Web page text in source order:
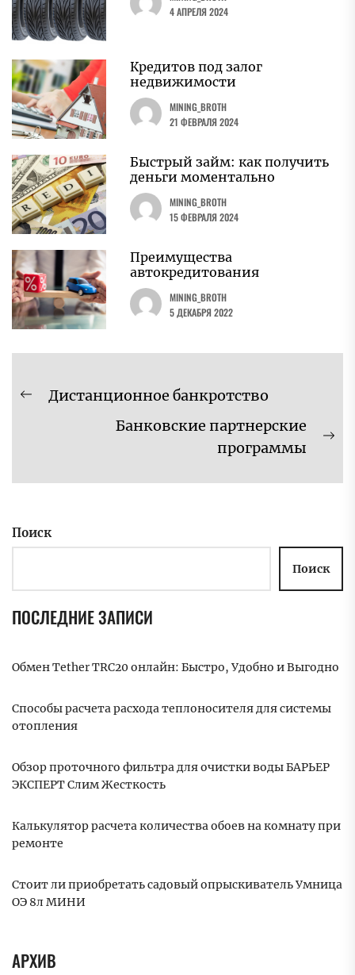
4 АПРЕЛЯ 2024
Кредитов под залог
недвижимости
MINING_BROTH
21 ФЕВРАЛЯ 2024
Быстрый займ: как получить
деньги моментально
MINING_BROTH
15 ФЕВРАЛЯ 2024
Преимущества
автокредитования
MINING_BROTH
5 ДЕКАБРЯ 2022
Навигация
записям
Предыдущая
Дистанционное банкротство
Банковские партнерские
программы
Поиск
Поиск
ПОСЛЕДНИЕ ЗАПИСИ
Обмен Tether TRC20 онлайн: Быстро, Удобно и Выгодно
Способы расчета расхода теплоносителя для системы
отопления
Обзор проточного фильтра для очистки воды БАРЬЕР
ЭКСПЕРТ Слим Жесткость
Калькулятор расчета количества обоев на комнату при
ремонте
Стоит ли приобретать садовый опрыскиватель Умница
ОЭ 8л МИНИ
АРХИВ